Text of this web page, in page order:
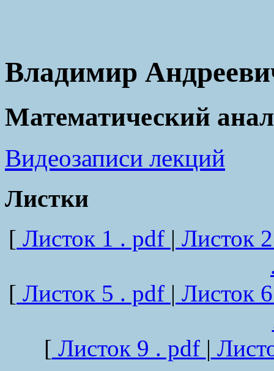
Владимир
Математический
Видеозаписи лекций
Листки
[ Листок 1 . pdf | Листок
[ Листок 5 . pdf | Листок
[ Листок 9 . pdf |